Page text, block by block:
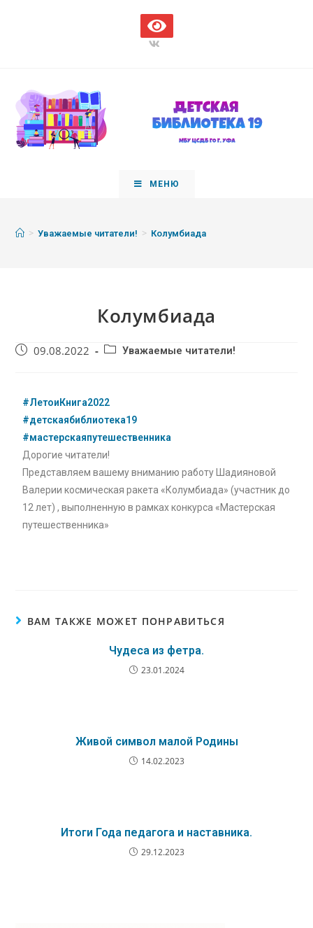
МЕНЮ
> Уважаемые читатели! > Колумбиада
Колумбиада
09.08.2022 Уважаемые читатели!
#ЛетоиКнига2022
#детскаябиблиотека19
#мастерскаяпутешественника
Дорогие читатели!
Представляем вашему вниманию работу Шадияновой
Валерии космическая ракета «Колумбиада» (участник до
12 лет) , выполненную в рамках конкурса «Мастерская
путешественника»
ВАМ ТАКЖЕ МОЖЕТ ПОНРАВИТЬСЯ
Чудеса из фетра.
23.01.2024
Живой символ малой Родины
14.02.2023
Итоги Года педагога и наставника.
29.12.2023